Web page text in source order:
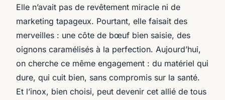
Elle n’avait pas de revêtement miracle ni de
marketing tapageux. Pourtant, elle faisait des
merveilles : une côte de bœuf bien saisie, des
oignons caramélisés à la perfection. Aujourd’hui,
on cherche ce même engagement : du matériel qui
dure, qui cuit bien, sans compromis sur la santé.
Et l’inox, bien choisi, peut devenir cet allié de tous